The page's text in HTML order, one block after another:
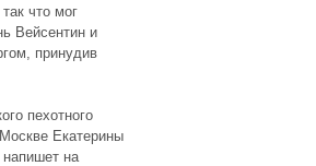
что мог
Вейсентин и
принудив
пехотного
Екатерины
на